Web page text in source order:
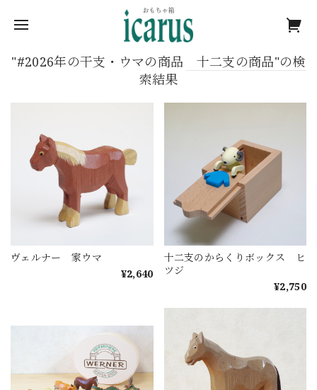
"#2026年の干支・ウマの商品 十二支の商品"の検
索結果
ヴェルナー 家ウマ
¥2,640
十二支のからくりボックス ヒ
ツジ
¥2,750